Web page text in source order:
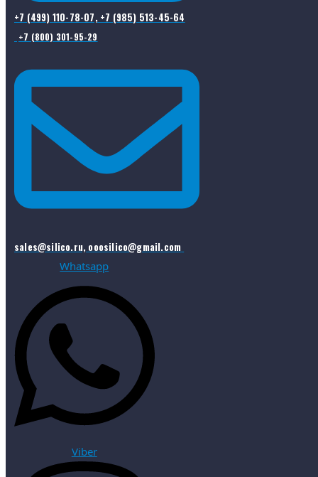
+7 (499) 110-78-07, +7 (985) 513-45-64
+7 (800) 301-95-29
sales@silico.ru, ooosilico@gmail.com
Whatsapp
Viber